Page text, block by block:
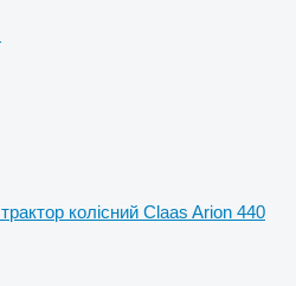
трактор колісний Claas Arion 440